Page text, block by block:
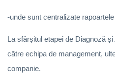
-unde sunt centralizate
La sfârșitul etapei de Diagnoză
către echipa de management,
companie.